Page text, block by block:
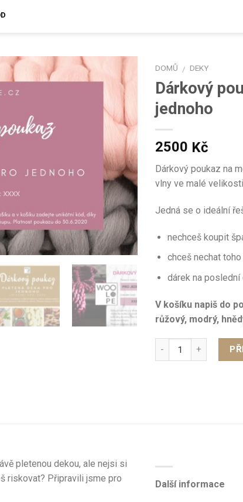
DOMŮ / DEKY
Dárkový
jednoho
2500 Kč
Dárkový poukaz na
vlny ve malé
Jedná se o ideální
nechceš koupit
chceš nechat
dárek na poslední
V košíku napiš do
růžový, modrý,
pletenou dekou, ale nejsi si
riskovat? Připravili jsme pro
Další informace